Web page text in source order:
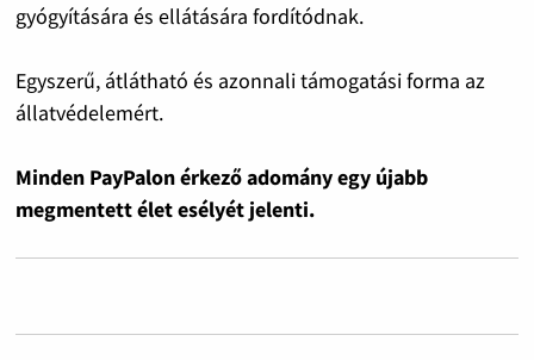
gyógyítására és ellátására fordítódnak.
Egyszerű, átlátható és azonnali támogatási forma az
állatvédelemért.
Minden PayPalon érkező adomány egy újabb
megmentett élet esélyét jelenti.